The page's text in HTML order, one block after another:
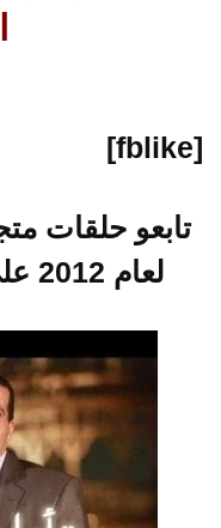
[fblike]
تابعو حلقات
لعام 2012 على صفحتنا بالفيسبوك